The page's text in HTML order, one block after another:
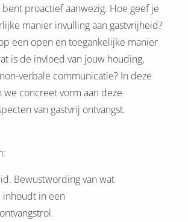
proactief aanwezig. Hoe geef je
manier invulling aan gastvrijheid?
een open en toegankelijke manier
is de invloed van jouw houding,
verbale communicatie? In deze
we concreet vorm aan deze
van gastvrij ontvangst.
Bewustwording van wat
inhoudt in een